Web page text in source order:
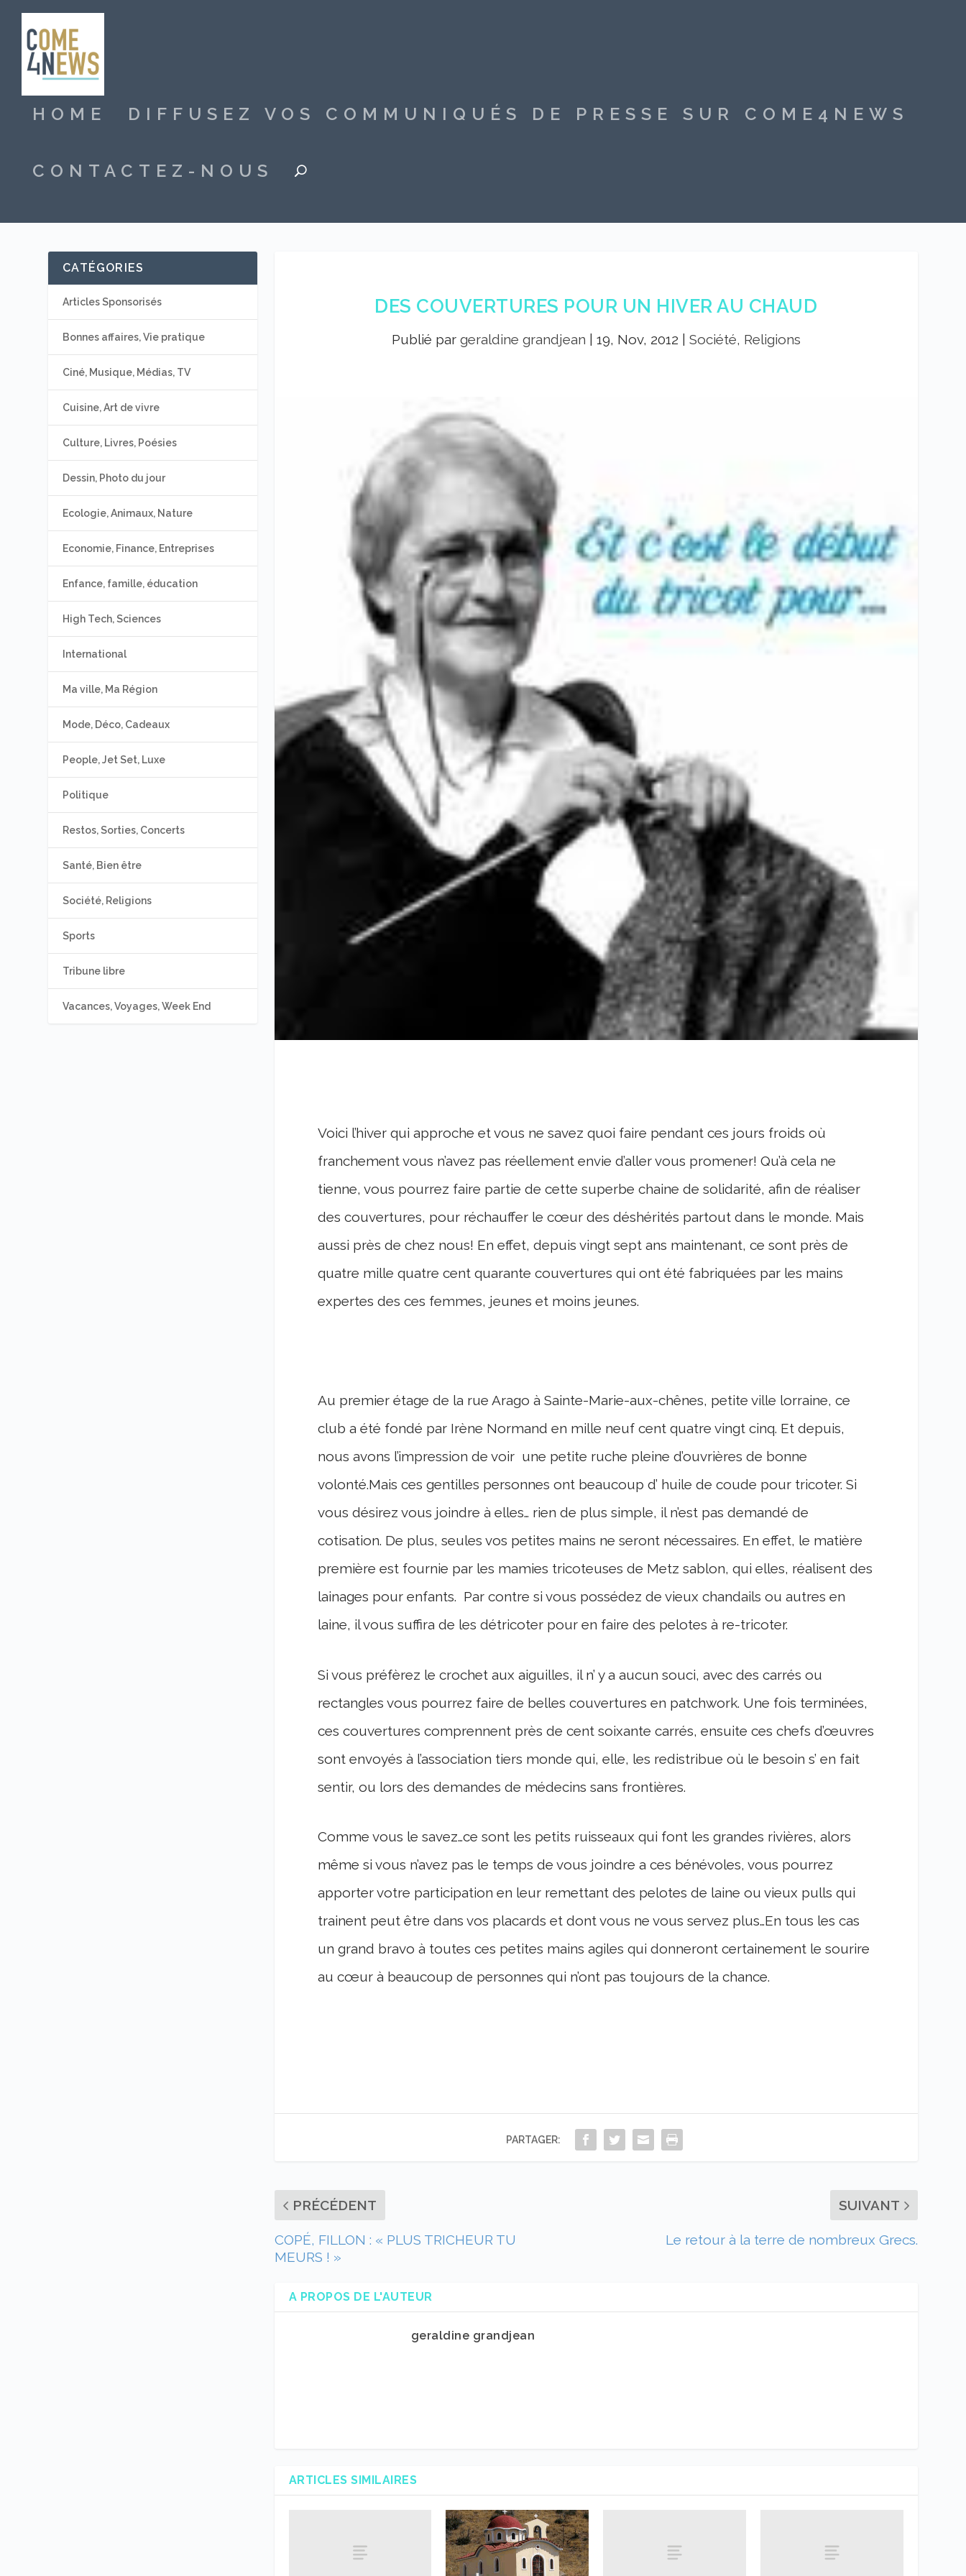
HOME DIFFUSEZ VOS COMMUNIQUÉS DE PRESSE SUR COME4NEWS
CONTACTEZ-NOUS
DES COUVERTURES POUR UN HIVER AU CHAUD
Publié par geraldine grandjean 19, Nov, 2012 Société, Religions
Voici l’hiver qui approche et vous ne savez quoi faire pendant ces jours froids où
franchement vous n’avez pas réellement envie d’aller vous promener! Qu’à cela ne
tienne, vous pourrez faire partie de cette superbe chaine de solidarité, afin de réaliser
des couvertures, pour réchauffer le cœur des déshérités partout dans le monde. Mais
aussi près de chez nous! En effet, depuis vingt sept ans maintenant, ce sont près de
quatre mille quatre cent quarante couvertures qui ont été fabriquées par les mains
expertes des ces femmes, jeunes et moins jeunes.
Au premier étage de la rue Arago à Sainte-Marie-aux-chênes, petite ville lorraine, ce
club a été fondé par Irène Normand en mille neuf cent quatre vingt cinq. Et depuis,
nous avons l’impression de voir une petite ruche pleine d’ouvrières de bonne
volonté.Mais ces gentilles personnes ont beaucoup d’ huile de coude pour tricoter. Si
vous désirez vous joindre à elles… rien de plus simple, il n’est pas demandé de
cotisation. De plus, seules vos petites mains ne seront nécessaires. En effet, le matière
première est fournie par les mamies tricoteuses de Metz sablon, qui elles, réalisent des
lainages pour enfants. Par contre si vous possédez de vieux chandails ou autres en
laine, il vous suffira de les détricoter pour en faire des pelotes à re-tricoter.
Si vous préfèrez le crochet aux aiguilles, il n’ y a aucun souci, avec des carrés ou
rectangles vous pourrez faire de belles couvertures en patchwork. Une fois terminées,
ces couvertures comprennent près de cent soixante carrés, ensuite ces chefs d’œuvres
sont envoyés à l’association tiers monde qui, elle, les redistribue où le besoin s’ en fait
sentir, ou lors des demandes de médecins sans frontières.
Comme vous le savez…ce sont les petits ruisseaux qui font les grandes rivières, alors
même si vous n’avez pas le temps de vous joindre a ces bénévoles, vous pourrez
apporter votre participation en leur remettant des pelotes de laine ou vieux pulls qui
trainent peut être dans vos placards et dont vous ne vous servez plus…En tous les cas
un grand bravo à toutes ces petites mains agiles qui donneront certainement le sourire
au cœur à beaucoup de personnes qui n’ont pas toujours de la chance.
PARTAGER:
PRÉCÉDENT
COPÉ, FILLON : « PLUS TRICHEUR TU
MEURS ! »
SUIVANT
Le retour à la terre de nombreux Grecs.
A PROPOS DE L'AUTEUR
geraldine grandjean
ARTICLES SIMILAIRES
CATÉGORIES
Articles Sponsorisés
Bonnes affaires, Vie pratique
Ciné, Musique, Médias, TV
Cuisine, Art de vivre
Culture, Livres, Poésies
Dessin, Photo du jour
Ecologie, Animaux, Nature
Economie, Finance, Entreprises
Enfance, famille, éducation
High Tech, Sciences
International
Ma ville, Ma Région
Mode, Déco, Cadeaux
People, Jet Set, Luxe
Politique
Restos, Sorties, Concerts
Santé, Bien être
Société, Religions
Sports
Tribune libre
Vacances, Voyages, Week End